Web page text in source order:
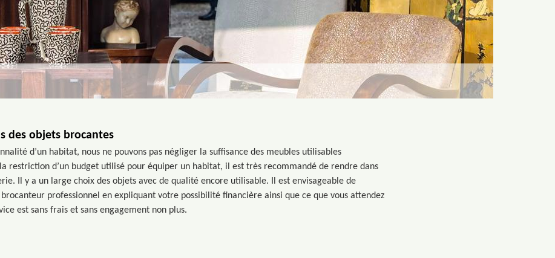
des objets brocantes
d’un habitat, nous ne pouvons pas négliger la suffisance des meubles utilisables
restriction d’un budget utilisé pour équiper un habitat, il est très recommandé de rendre dans
Il y a un large choix des objets avec de qualité encore utilisable. Il est envisageable de
professionnel en expliquant votre possibilité financière ainsi que ce que vous attendez
est sans frais et sans engagement non plus.